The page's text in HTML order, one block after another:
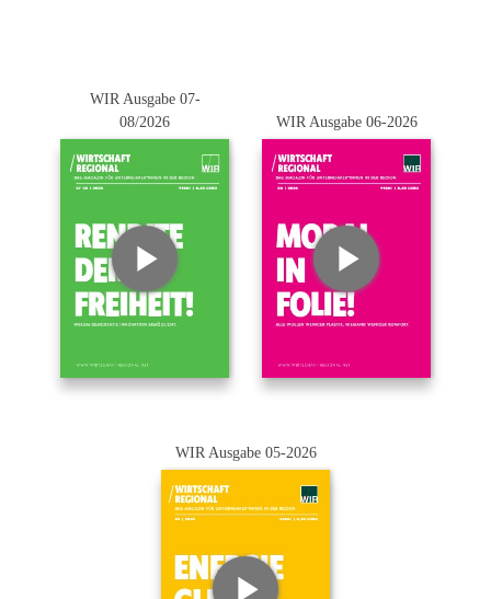
WIR Ausgabe 07-
08/2026
WIR Ausgabe 06-2026
WIR Ausgabe 05-2026